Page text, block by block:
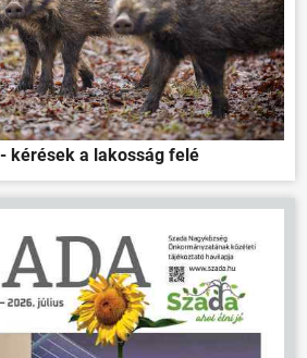
kérések a lakosság felé